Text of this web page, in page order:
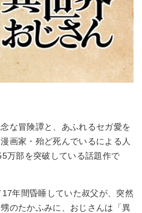
な冒険譚と、あふれるセガ愛を
画家・殆ど死んでいるによる人
万部を突破している話題作で
年間昏睡していた叔父が、突然
のたかふみに、おじさんは「異